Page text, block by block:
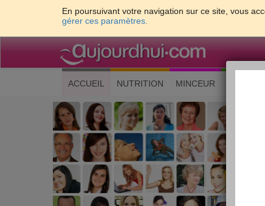
En poursuivant votre navigation sur ce site, vous
gérer ces paramètres.
ACCUEIL (current)
NUTRITION MINCEUR